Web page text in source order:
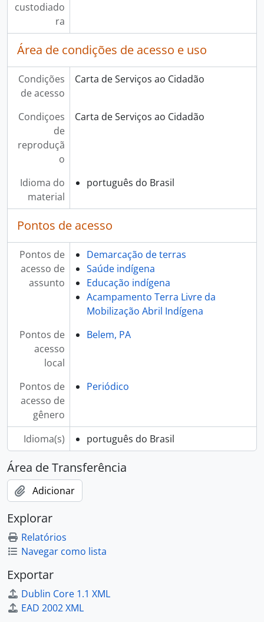
custodiado
ra
Área de condições de acesso e uso
Condições
de acesso
Carta de Serviços ao Cidadão
Condiçoes
de
reproduçã
o
Carta de Serviços ao Cidadão
Idioma do
material
português do Brasil
Pontos de acesso
Pontos de
acesso de
assunto
Demarcação de terras
Saúde indígena
Educação indígena
Acampamento Terra Livre da
Mobilização Abril Indígena
Pontos de
acesso
local
Belem, PA
Pontos de
acesso de
gênero
Periódico
Idioma(s) português do Brasil
Área de Transferência
Adicionar
Explorar
Relatórios
Navegar como lista
Exportar
Dublin Core 1.1 XML
EAD 2002 XML